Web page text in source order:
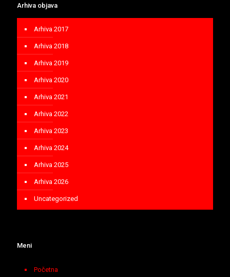
Arhiva objava
Arhiva 2017
Arhiva 2018
Arhiva 2019
Arhiva 2020
Arhiva 2021
Arhiva 2022
Arhiva 2023
Arhiva 2024
Arhiva 2025
Arhiva 2026
Uncategorized
Meni
Početna